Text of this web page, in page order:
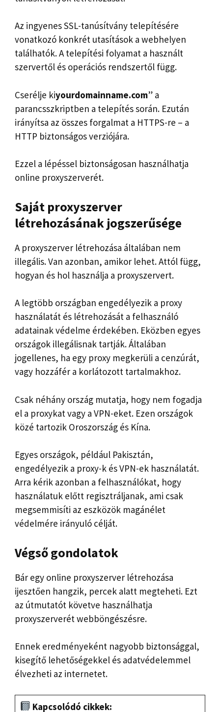
Az ingyenes SSL-tanúsítvány telepítésére
vonatkozó konkrét utasítások a webhelyen
találhatók. A telepítési folyamat a használt
szervertől és operációs rendszertől függ.
Cserélje kiyourdomainname.com” a
parancsszkriptben a telepítés során. Ezután
irányítsa az összes forgalmat a HTTPS-re – a
HTTP biztonságos verziójára.
Ezzel a lépéssel biztonságosan használhatja
online proxyszerverét.
Saját proxyszerver
létrehozásának jogszerűsége
A proxyszerver létrehozása általában nem
illegális. Van azonban, amikor lehet. Attól függ,
hogyan és hol használja a proxyszervert.
A legtöbb országban engedélyezik a proxy
használatát és létrehozását a felhasználó
adatainak védelme érdekében. Eközben egyes
országok illegálisnak tartják. Általában
jogellenes, ha egy proxy megkerüli a cenzúrát,
vagy hozzáfér a korlátozott tartalmakhoz.
Csak néhány ország mutatja, hogy nem fogadja
el a proxykat vagy a VPN-eket. Ezen országok
közé tartozik Oroszország és Kína.
Egyes országok, például Pakisztán,
engedélyezik a proxy-k és VPN-ek használatát.
Arra kérik azonban a felhasználókat, hogy
használatuk előtt regisztráljanak, ami csak
megsemmisíti az eszközök magánélet
védelmére irányuló célját.
Végső gondolatok
Bár egy online proxyszerver létrehozása
ijesztően hangzik, percek alatt megteheti. Ezt
az útmutatót követve használhatja
proxyszerverét webböngészésre.
Ennek eredményeként nagyobb biztonsággal,
kisegítő lehetőségekkel és adatvédelemmel
élvezheti az internetet.
Kapcsolódó cikkek: